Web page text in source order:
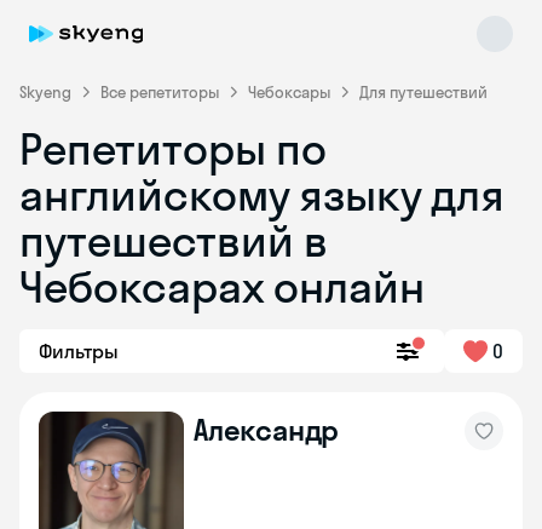
Skyeng Все репетиторы Чебоксары Для путешествий
Репетиторы по
английскому языку для
путешествий в
Чебоксарах онлайн
Фильтры 0
Александр